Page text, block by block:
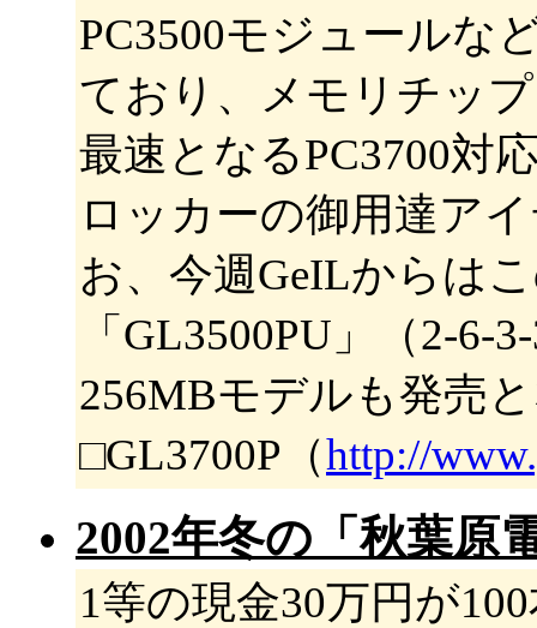
PC3500モジュールな
ており、メモリチッ
最速となるPC3700対
ロッカーの御用達ア
お、今週GeILからは
「GL3500PU」（2-
256MBモデルも発売
□GL3700P（http://
2002年冬の「秋葉原
1等の現金30万円が